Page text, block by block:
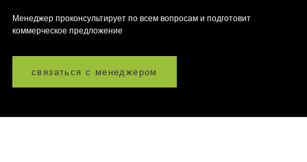
Менеджер проконсультирует по всем вопросам и подготовит
коммерческое предложение
связаться с менеджером